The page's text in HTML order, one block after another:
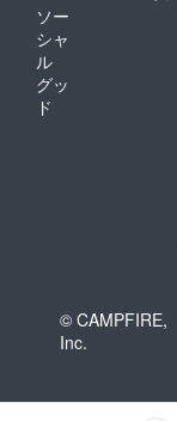
ソー
シャ
ル
グッ
ド
© CAMPFIRE,
Inc.